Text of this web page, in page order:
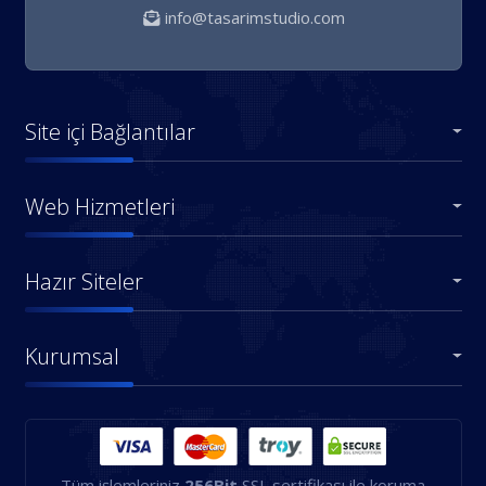
info@tasarimstudio.com
Site içi Bağlantılar
Web Hizmetleri
Hazır Siteler
Kurumsal